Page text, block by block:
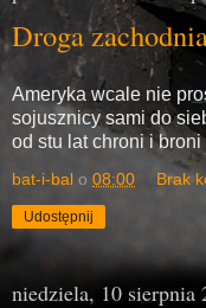
Droga
Ameryka wcale nie
sojusznicy sami do
od stu lat chroni i
bat-i-bal o 08:00 Brak
Udostępnij
niedziela, 10 sierpnia